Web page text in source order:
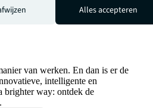
van werken. En dan is er de
intelligente en
brighter way: ontdek de
Alles accepteren